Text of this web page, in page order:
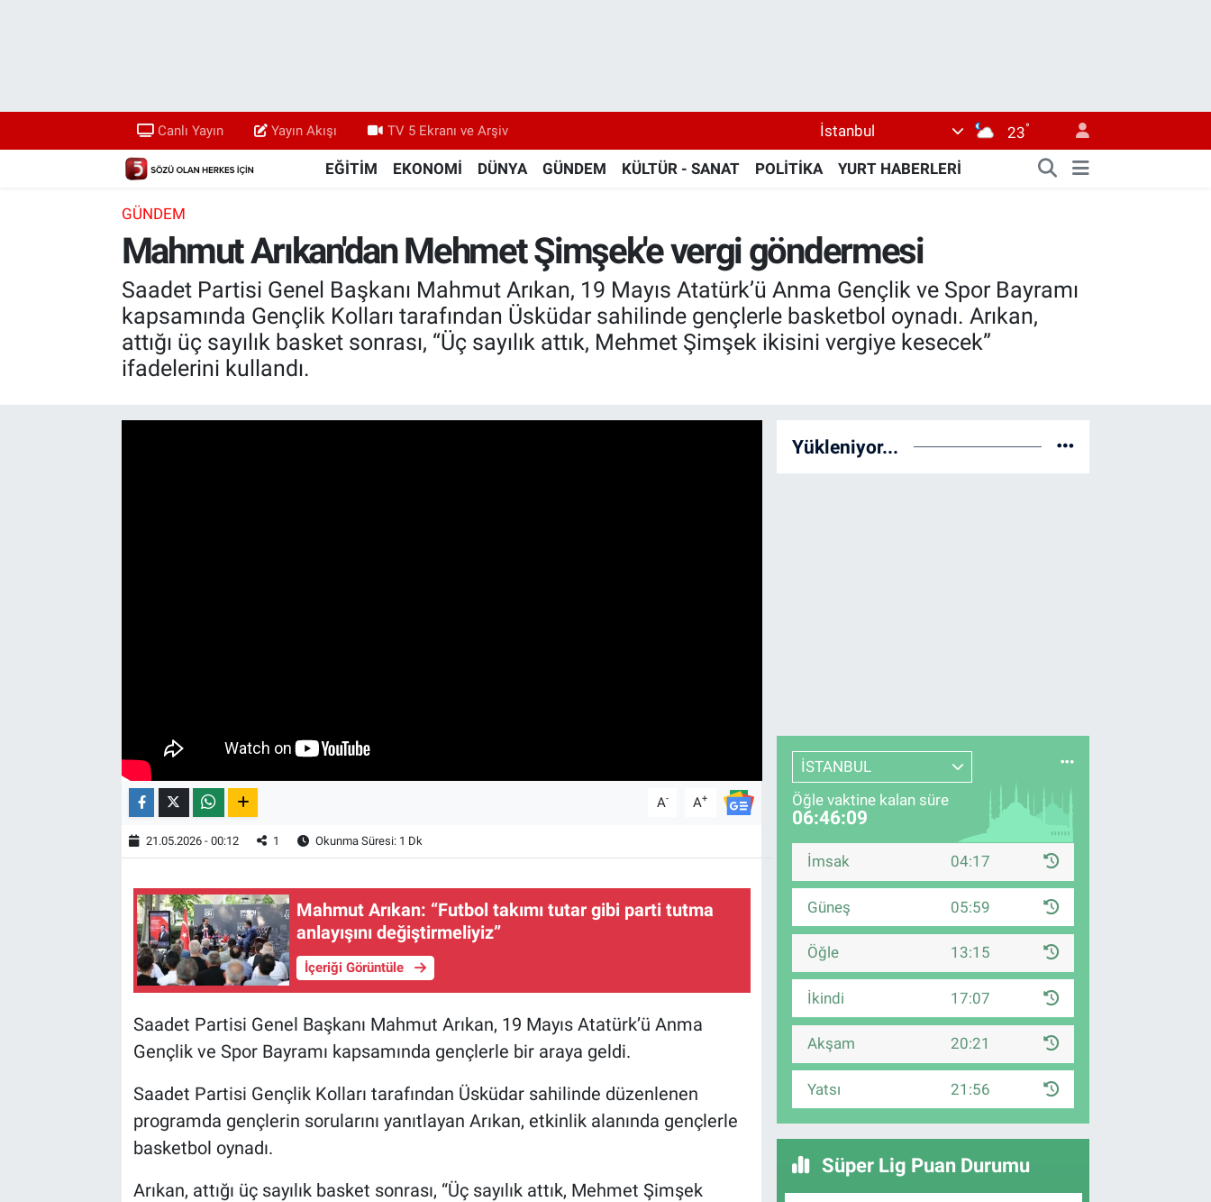
Canlı Yayın Yayın Akışı TV 5 Ekranı ve Arşiv İstanbul 23°
EĞİTİM EKONOMİ DÜNYA GÜNDEM KÜLTÜR - SANAT POLİTİKA YURT HABERLERİ
GÜNDEM
Mahmut Arıkan'dan Mehmet Şimşek'e vergi göndermesi
Saadet Partisi Genel Başkanı Mahmut Arıkan, 19 Mayıs Atatürk’ü Anma Gençlik ve Spor Bayramı
kapsamında Gençlik Kolları tarafından Üsküdar sahilinde gençlerle basketbol oynadı. Arıkan,
attığı üç sayılık basket sonrası, “Üç sayılık attık, Mehmet Şimşek ikisini vergiye kesecek”
ifadelerini kullandı.
A- A+
21.05.2026 - 00:12 1 Okunma Süresi: 1 Dk
Mahmut Arıkan: “Futbol takımı tutar gibi parti tutma
anlayışını değiştirmeliyiz”
İçeriği Görüntüle
Saadet Partisi Genel Başkanı Mahmut Arıkan, 19 Mayıs Atatürk’ü Anma
Gençlik ve Spor Bayramı kapsamında gençlerle bir araya geldi.
Saadet Partisi Gençlik Kolları tarafından Üsküdar sahilinde düzenlenen
programda gençlerin sorularını yanıtlayan Arıkan, etkinlik alanında gençlerle
basketbol oynadı.
Arıkan, attığı üç sayılık basket sonrası, “Üç sayılık attık, Mehmet Şimşek
Yükleniyor...
İSTANBUL
Öğle vaktine kalan süre
06:46:08
İmsak 04:17
Güneş 05:59
Öğle 13:15
İkindi 17:07
Akşam 20:21
Yatsı 21:56
Süper Lig Puan Durumu
Yayın Akışı
TV 5 Ekranı ve Arşiv